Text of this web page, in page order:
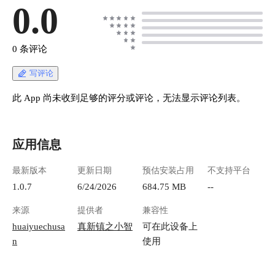
0.0
0 条评论
写评论
此 App 尚未收到足够的评分或评论，无法显示评论列表。
应用信息
最新版本
1.0.7
更新日期
6/24/2026
预估安装占用
684.75 MB
不支持平台
--
来源
huaiyuechusa
n
提供者
真新镇之小智
兼容性
可在此设备上
使用